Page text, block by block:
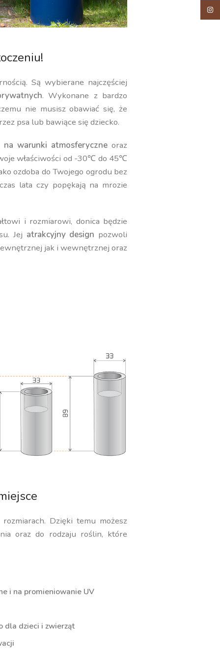
Są wybierane najczęściej
. Wykonane z bardzo
nie musisz obawiać się, że
psa lub bawiące się dziecko.
na warunki atmosferyczne oraz
właściwości od -30℃ do 45℃
ozdoba do Twojego ogrodu bez
lata czy popękają na mrozie
i rozmiarowi, donica będzie
Jej atrakcyjny design pozwoli
jak i wewnętrznej oraz
Dzięki temu możesz
oraz do rodzaju roślin, które
i na promieniowanie UV
dla dzieci i zwierząt